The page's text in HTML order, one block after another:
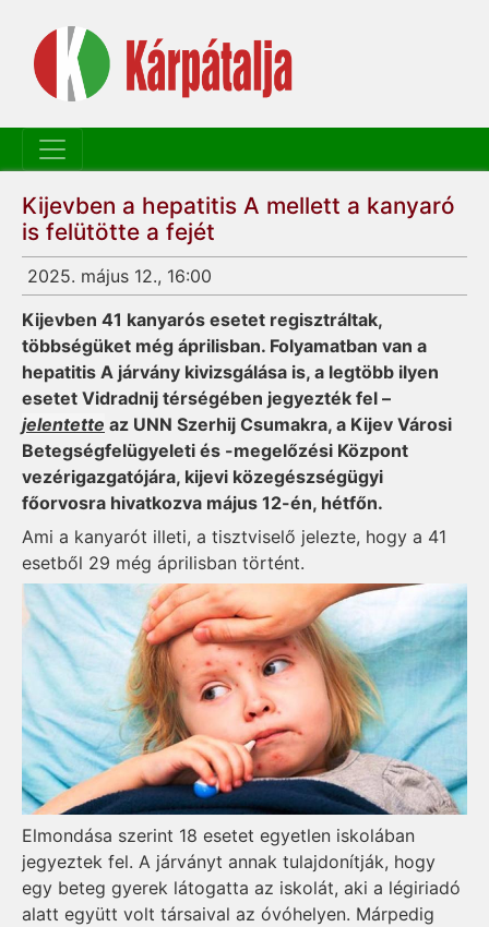
Kijevben a hepatitis A mellett a kanyaró
is felütötte a fejét
2025. május 12., 16:00
Kijevben 41 kanyarós esetet regisztráltak,
többségüket még áprilisban. Folyamatban van a
hepatitis A járvány kivizsgálása is, a legtöbb ilyen
esetet Vidradnij térségében jegyezték fel –
jelentette az UNN Szerhij Csumakra, a Kijev Városi
Betegségfelügyeleti és -megelőzési Központ
vezérigazgatójára, kijevi közegészségügyi
főorvosra hivatkozva május 12-én, hétfőn.
Ami a kanyarót illeti, a tisztviselő jelezte, hogy a 41
esetből 29 még áprilisban történt.
Elmondása szerint 18 esetet egyetlen iskolában
jegyeztek fel. A járványt annak tulajdonítják, hogy
egy beteg gyerek látogatta az iskolát, aki a légiriadó
alatt együtt volt társaival az óvóhelyen. Márpedig